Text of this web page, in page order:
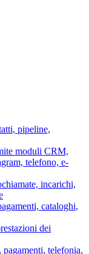
pipeline,
moduli CRM,
telefono, e-
incarichi,
cataloghi,
dei
telefonia,